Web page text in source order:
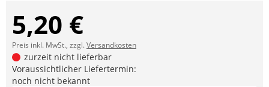
5,20 €
Preis inkl. MwSt., zzgl.Versandkosten
zurzeit nicht lieferbar
Voraussichtlicher Liefertermin:
noch nicht bekannt